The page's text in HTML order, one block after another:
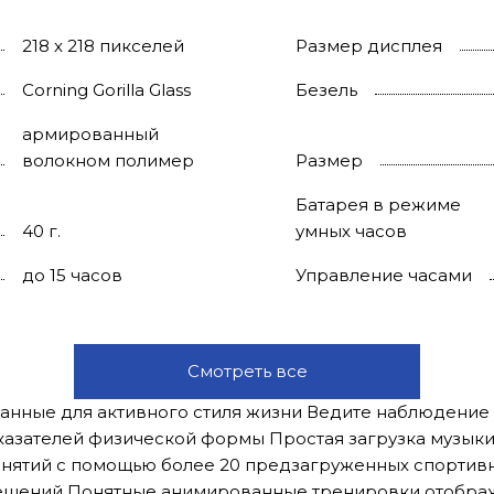
218 x 218 пикселей Размер дисплея
Corning Gorilla Glass Безель
армированный
волокном полимер
Размер
40 г.
Батарея в режиме
умных часов
до 15 часов Управление часами
Смотреть все
для активного стиля жизни Ведите
физической формы Простая загрузка
с помощью более 20 предзагруженных